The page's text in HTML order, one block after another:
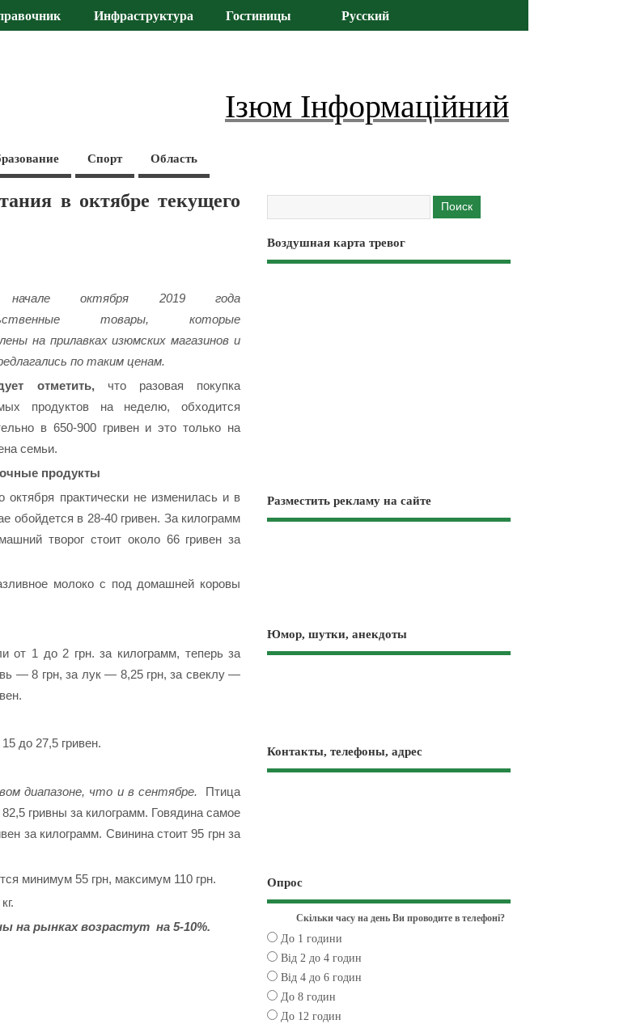
Инфраструктура Гостиницы Русский
Ізюм Інформаційний
Спорт Область
в октябре текущего
октября 2019 года
товары, которые
на прилавках изюмских магазинов и
по таким ценам.
отметить, что разовая покупка
продуктов на неделю, обходится
в 650-900 гривен и это только на
семьи.
продукты
практически не изменилась и в
обойдется в 28-40 гривен. За килограмм
творог стоит около 66 гривен за
молоко с под домашней коровы
от 1 до 2 грн. за килограмм, теперь за
— 8 грн, за лук — 8,25 грн, за свеклу —
до 27,5 гривен.
диапазоне, что и в сентябре.
Птица
гривны за килограмм. Говядина самое
за килограмм. Свинина стоит 95 грн за
минимум 55 грн, максимум 110 грн.
на рынках возрастут на 5-10%.
Воздушная карта тревог
Разместить рекламу на сайте
Юмор, шутки, анекдоты
Контакты, телефоны, адрес
Опрос
Скільки часу на день Ви проводите в телефоні?
До 1 години
Від 2 до 4 годин
Від 4 до 6 годин
До 8 годин
До 12 годин